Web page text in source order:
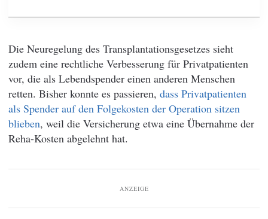
Die Neuregelung des Transplantationsgesetzes sieht
zudem eine rechtliche Verbesserung für Privatpatienten
vor, die als Lebendspender einen anderen Menschen
retten. Bisher konnte es passieren, dass Privatpatienten
als Spender auf den Folgekosten der Operation sitzen
blieben, weil die Versicherung etwa eine Übernahme der
Reha-Kosten abgelehnt hat.
ANZEIGE